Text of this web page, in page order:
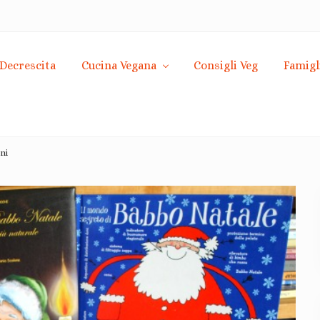
Decrescita Cucina Vegana Consigli Veg